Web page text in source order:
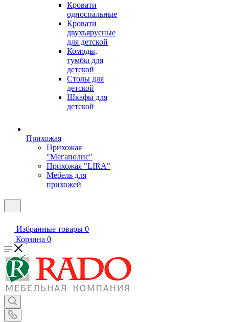
Кровати
односпальные
Кровати
двухъярусные
для детской
Комоды,
тумбы для
детской
Столы для
детской
Шкафы для
детской
Прихожая
Прихожая
"Мегаполис"
Прихожая "LIRA"
Мебель для
прихожей
Избранные товары 0
Корзина 0